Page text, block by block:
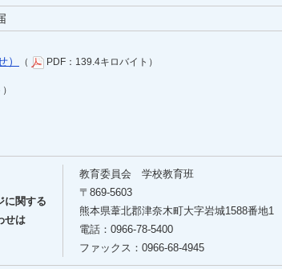
（ PDF：139.4キロバイト）
に関する
せは
教育委員会 学校教育班
〒869-5603
熊本県葦北郡津奈木町大字岩城1588番地1
電話：0966-78-5400
ファックス：0966-68-4945